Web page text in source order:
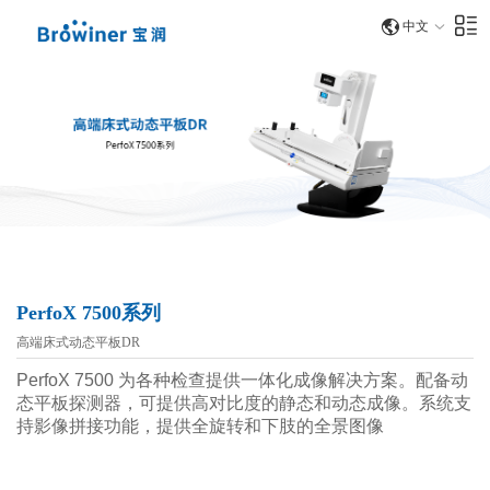
中文
PerfoX 7500系列
高端床式动态平板DR
PerfoX 7500 为各种检查提供一体化成像解决方案。配备动
态平板探测器，可提供高对比度的静态和动态成像。系统支
持影像拼接功能，提供全旋转和下肢的全景图像